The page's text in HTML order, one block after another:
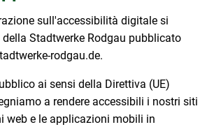
sull'accessibilità digitale si
Stadtwerke Rodgau pubblicato
rodgau.de.
ai sensi della Direttiva (UE)
a rendere accessibili i nostri siti
web e le applicazioni mobili in